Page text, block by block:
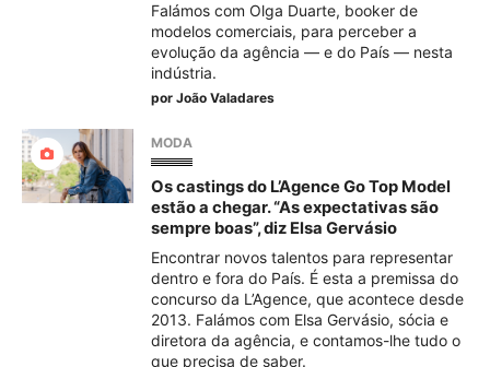
Falámos com Olga Duarte, booker de
modelos comerciais, para perceber a
evolução da agência — e do País — nesta
indústria.
por João Valadares
MODA
Os castings do L’Agence Go Top Model
estão a chegar. “As expectativas são
sempre boas”, diz Elsa Gervásio
Encontrar novos talentos para representar
dentro e fora do País. É esta a premissa do
concurso da L’Agence, que acontece desde
2013. Falámos com Elsa Gervásio, sócia e
diretora da agência, e contamos-lhe tudo o
que precisa de saber.